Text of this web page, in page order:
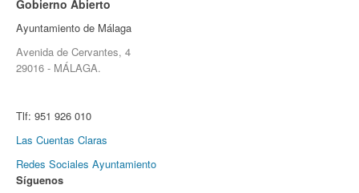
Gobierno Abierto
Ayuntamiento de Málaga
Avenida de Cervantes, 4
29016 - MÁLAGA.
Tlf: 951 926 010
Las Cuentas Claras
Redes Sociales Ayuntamiento
Síguenos